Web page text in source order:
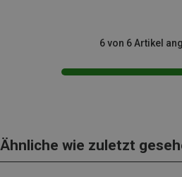
6 von 6 Artikel
Ähnliche wie zuletzt